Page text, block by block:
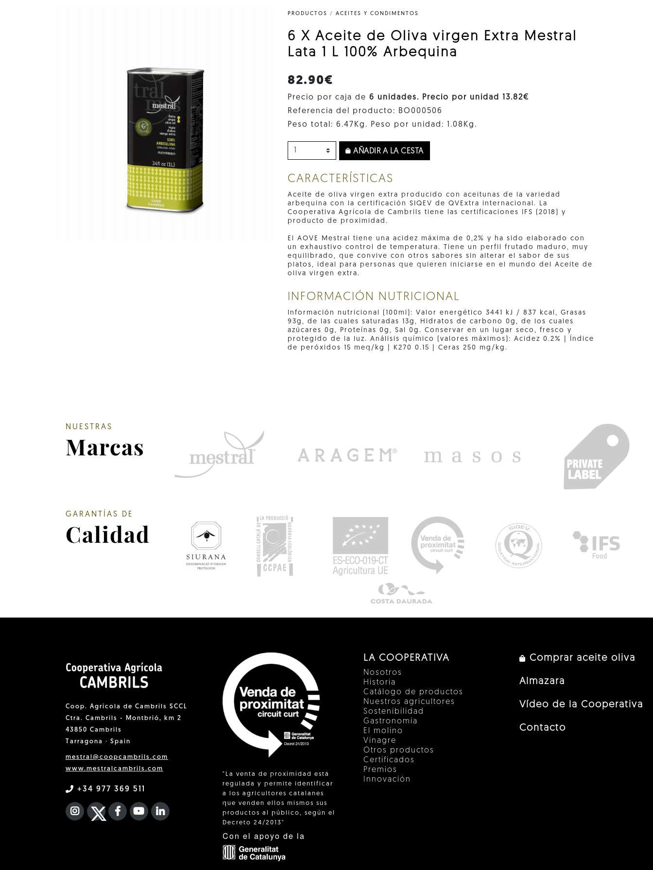
PRODUCTOS / ACEITES Y CONDIMENTOS
6 X Aceite de Oliva virgen Extra Mestral
Lata 1 L 100% Arbequina
82.90€
Precio por caja de 6 unidades. Precio por unidad 13.82€
Referencia del producto: BO000506
Peso total: 6.47Kg. Peso por unidad: 1.08Kg.
AÑADIR A LA CESTA
CARACTERÍSTICAS
Aceite de oliva virgen extra producido con aceitunas de la variedad
arbequina con la certificación SIQEV de QVExtra internacional. La
Cooperativa Agrícola de Cambrils tiene las certificaciones IFS (2018) y
producto de proximidad.
El AOVE Mestral tiene una acidez máxima de 0,2% y ha sido elaborado con
un exhaustivo control de temperatura. Tiene un perfil frutado maduro, muy
equilibrado, que convive con otros sabores sin alterar el sabor de sus
platos, ideal para personas que quieren iniciarse en el mundo del Aceite de
oliva virgen extra.
INFORMACIÓN NUTRICIONAL
Información nutricional (100ml): Valor energético 3441 kJ / 837 kcal, Grasas
93g, de las cuales saturadas 13g, Hidratos de carbono 0g, de los cuales
azúcares 0g, Proteínas 0g, Sal 0g. Conservar en un lugar seco, fresco y
protegido de la luz. Análisis químico (valores máximos): Acidez 0.2% | Índice
de peróxidos 15 meq/kg | K270 0.15 | Ceras 250 mg/kg.
NUESTRAS
Marcas
GARANTÍAS DE
Calidad
Coop. Agrícola de Cambrils SCCL
Ctra. Cambrils - Montbrió, km 2
43850 Cambrils
Tarragona · Spain
mestral@coopcambrils.com
www.mestralcambrils.com
+34 977 369 511
INSTAGRAM
TWITTER
FACEBOOK F
YOUTUBEFA LINKEDIN IN
"La venta de proximidad está
regulada y permite identificar
a los agricultores catalanes
que venden ellos mismos sus
productos al público, según el
Decreto 24/2013"
Con el apoyo de la
LA COOPERATIVA
Nosotros
Historia
Catálogo de productos
Nuestros agricultores
Sostenibilidad
Gastronomía
El molino
Vinagre
Otros productos
Certificados
Premios
Innovación
Comprar aceite oliva
Almazara
Vídeo de la Cooperativa
Contacto